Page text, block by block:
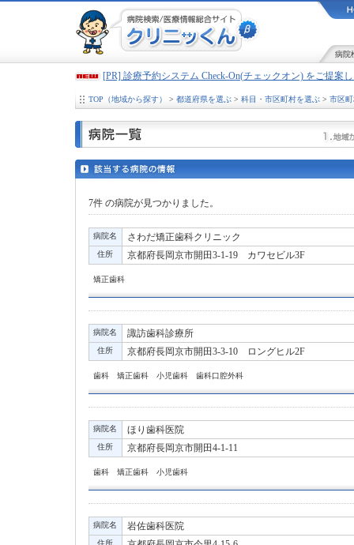
病院
[PR] 診療予約システム Check-On(チェックオン) をご提案
TOP（地域から探す） > 都道府県を選ぶ> 科目・市区町村を選ぶ> 市区
7件の病院が見つかりました。
病院名 さわだ矯正歯科クリニック
住所 京都府長岡京市開田3-1-19 カワセビル3F
矯正歯科
病院名 諏訪歯科診療所
住所 京都府長岡京市開田3-3-10 ロングヒル2F
歯科 矯正歯科 小児歯科 歯科口腔外科
病院名 ほり歯科医院
住所 京都府長岡京市開田4-1-11
歯科 矯正歯科 小児歯科
病院名 岩佐歯科医院
住所